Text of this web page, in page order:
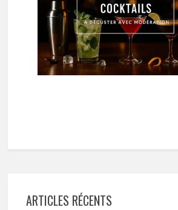
ARTICLES RÉCENTS